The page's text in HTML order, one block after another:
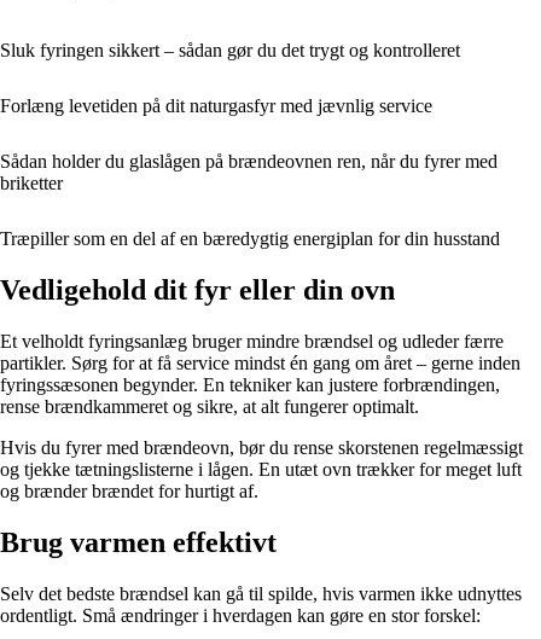
Sluk fyringen sikkert – sådan gør du det trygt og kontrolleret
Forlæng levetiden på dit naturgasfyr med jævnlig service
Sådan holder du glaslågen på brændeovnen ren, når du fyrer med
briketter
Træpiller som en del af en bæredygtig energiplan for din husstand
Vedligehold dit fyr eller din ovn
Et velholdt fyringsanlæg bruger mindre brændsel og udleder færre
partikler. Sørg for at få service mindst én gang om året – gerne inden
fyringssæsonen begynder. En tekniker kan justere forbrændingen,
rense brændkammeret og sikre, at alt fungerer optimalt.
Hvis du fyrer med brændeovn, bør du rense skorstenen regelmæssigt
og tjekke tætningslisterne i lågen. En utæt ovn trækker for meget luft
og brænder brændet for hurtigt af.
Brug varmen effektivt
Selv det bedste brændsel kan gå til spilde, hvis varmen ikke udnyttes
ordentligt. Små ændringer i hverdagen kan gøre en stor forskel: